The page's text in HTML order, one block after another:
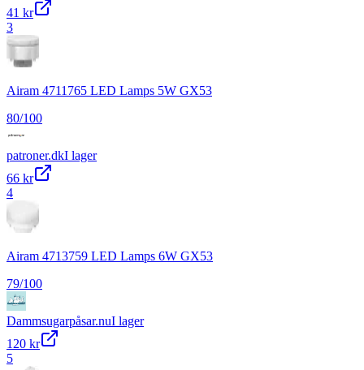
41 kr
3
Airam 4711765 LED Lamps 5W GX53
80/100
patroner.dkI lager
66 kr
4
Airam 4713759 LED Lamps 6W GX53
79/100
Dammsugarpåsar.nuI lager
120 kr
5